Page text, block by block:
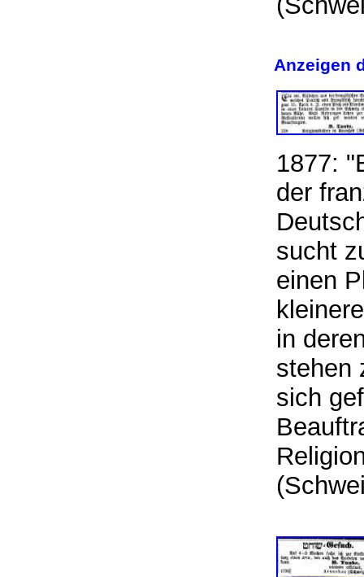
Anzeigen
1877:
der
sucht
einen
in
stehen
sich